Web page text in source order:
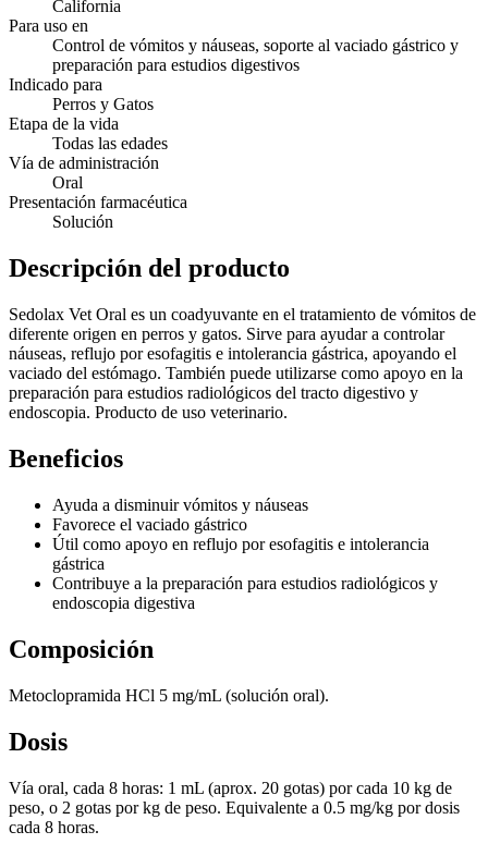
California
Para uso en
Control de vómitos y náuseas, soporte al vaciado gástrico y
preparación para estudios digestivos
Indicado para
Perros y Gatos
Etapa de la vida
Todas las edades
Vía de administración
Oral
Presentación farmacéutica
Solución
Descripción del producto
Sedolax Vet Oral es un coadyuvante en el tratamiento de vómitos de
diferente origen en perros y gatos. Sirve para ayudar a controlar
náuseas, reflujo por esofagitis e intolerancia gástrica, apoyando el
vaciado del estómago. También puede utilizarse como apoyo en la
preparación para estudios radiológicos del tracto digestivo y
endoscopia. Producto de uso veterinario.
Beneficios
Ayuda a disminuir vómitos y náuseas
Favorece el vaciado gástrico
Útil como apoyo en reflujo por esofagitis e intolerancia
gástrica
Contribuye a la preparación para estudios radiológicos y
endoscopia digestiva
Composición
Metoclopramida HCl 5 mg/mL (solución oral).
Dosis
Vía oral, cada 8 horas: 1 mL (aprox. 20 gotas) por cada 10 kg de
peso, o 2 gotas por kg de peso. Equivalente a 0.5 mg/kg por dosis
cada 8 horas.